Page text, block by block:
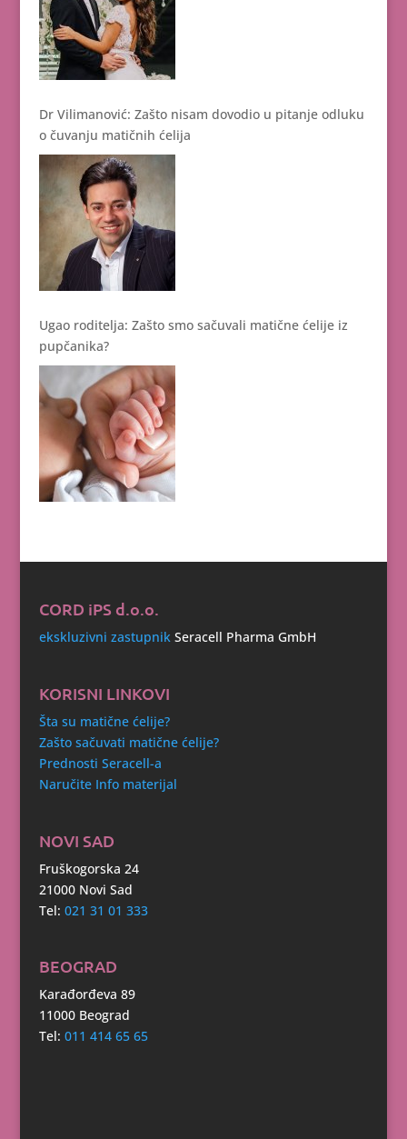
Dr Vilimanović: Zašto nisam dovodio u pitanje odluku
o čuvanju matičnih ćelija
Ugao roditelja: Zašto smo sačuvali matične ćelije iz
pupčanika?
CORD iPS d.o.o.
ekskluzivni zastupnik Seracell Pharma GmbH
KORISNI LINKOVI
Šta su matične ćelije?
Zašto sačuvati matične ćelije?
Prednosti Seracell-a
Naručite Info materijal
NOVI SAD
Fruškogorska 24
21000 Novi Sad
Tel: 021 31 01 333
BEOGRAD
Karađorđeva 89
11000 Beograd
Tel: 011 414 65 65